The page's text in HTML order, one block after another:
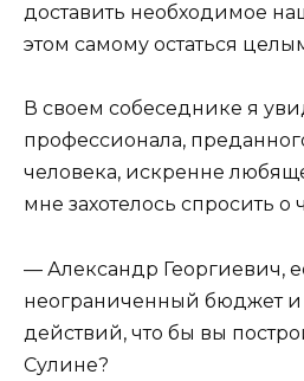
доставить необходимое
этом самому остаться
В своем собеседнике я
профессионала,
человека, искренне
мне захотелось спросить
— Александр Георгиевич,
неограниченный бюджет
действий, что бы вы
Сулине?